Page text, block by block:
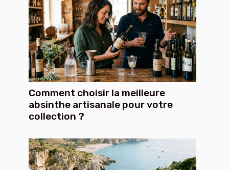
Comment choisir la meilleure
absinthe artisanale pour votre
collection ?